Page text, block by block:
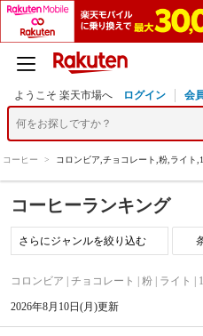
ようこそ 楽天市場へ ログイン 会
コーヒー > コロンビア,チョコレート,粉,ライト
コーヒーランキング
コロンビア | チョコレート | 粉 | ライト |
2026年8月10日(月)更新